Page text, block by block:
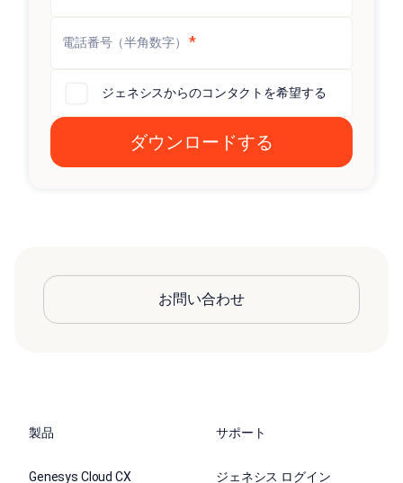
電話番号（半角数字） *
ジェネシスからのコンタクトを希望する
お問い合わせ
製品
Genesys Cloud CX
サポート
ジェネシス ログイン